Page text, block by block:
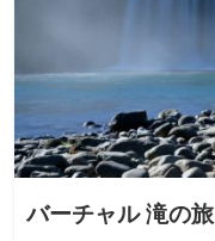
バーチャル 滝の旅